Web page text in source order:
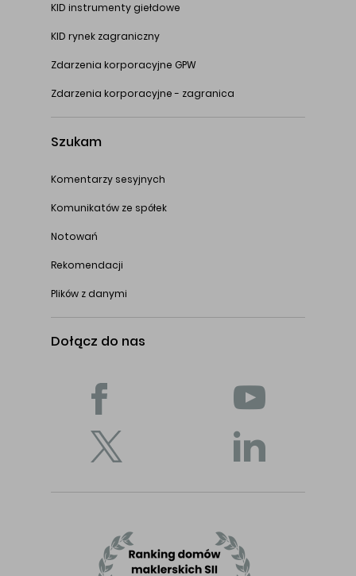
KID instrumenty giełdowe
KID rynek zagraniczny
Zdarzenia korporacyjne GPW
Zdarzenia korporacyjne - zagranica
Szukam
Komentarzy sesyjnych
Komunikatów ze spółek
Notowań
Rekomendacji
Plików z danymi
Dołącz do nas